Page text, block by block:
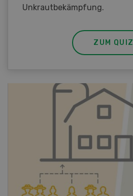
Unkrautbekämpfung.
ZUM QUIZ